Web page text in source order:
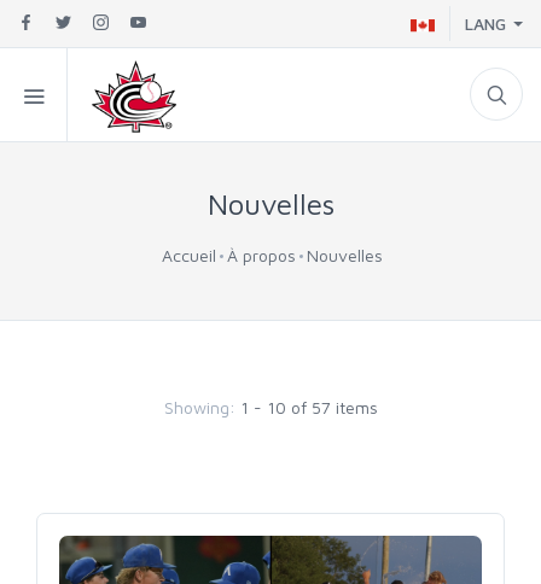
LANG
Nouvelles
Accueil À propos Nouvelles
Showing: 1 - 10 of 57 items